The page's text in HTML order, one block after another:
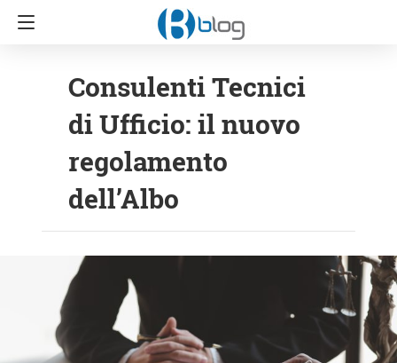
Consulenti Tecnici
di Ufficio: il nuovo
regolamento
dell’Albo